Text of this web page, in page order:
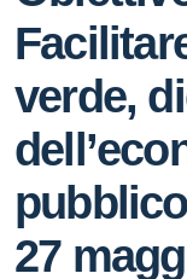
verde,
27